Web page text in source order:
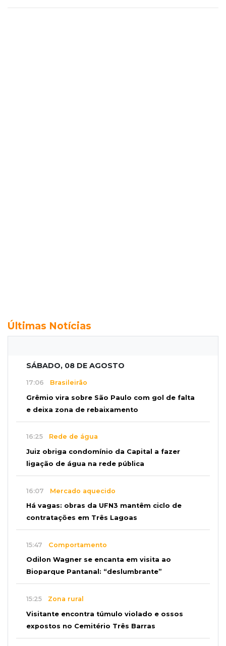
Últimas Notícias
SÁBADO, 08 DE AGOSTO
17:06 Brasileirão
Grêmio vira sobre São Paulo com gol de falta
e deixa zona de rebaixamento
16:25 Rede de água
Juiz obriga condomínio da Capital a fazer
ligação de água na rede pública
16:07 Mercado aquecido
Há vagas: obras da UFN3 mantêm ciclo de
contratações em Três Lagoas
15:47 Comportamento
Odilon Wagner se encanta em visita ao
Bioparque Pantanal: “deslumbrante”
15:25 Zona rural
Visitante encontra túmulo violado e ossos
expostos no Cemitério Três Barras